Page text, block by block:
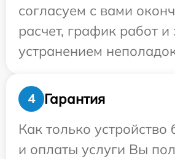
согласуем с вами
расчет, график работ
устранением
4
Гарантия
Как только устройство
и оплаты услуги Вы